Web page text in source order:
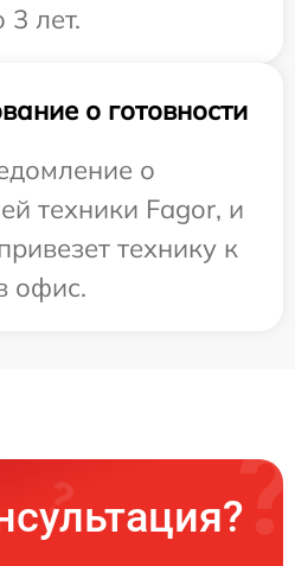
лет.
о готовности
о
техники Fagor, и
технику к
офис.